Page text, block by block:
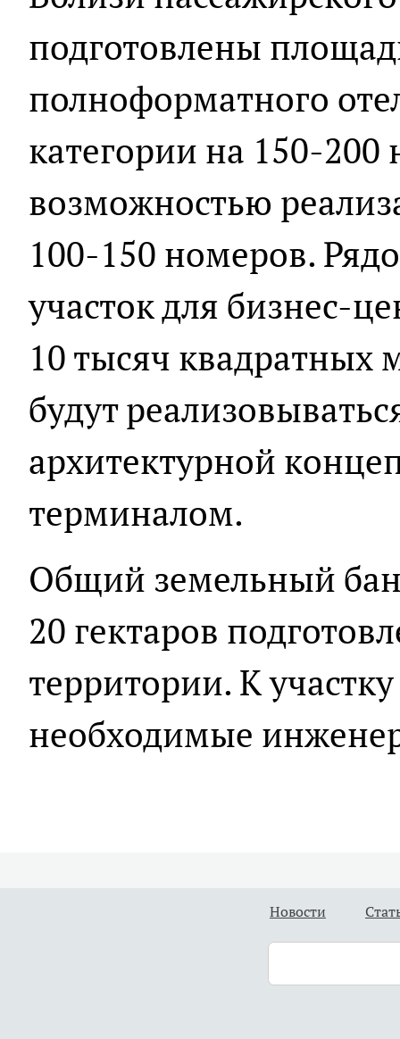
подготовлены
полноформатного
категории на 150-200
возможностью
100-150 номеров.
участок для бизнес-
10 тысяч квадратных
будут
архитектурной
терминалом.
Общий земельный
20 гектаров
территории. К
необходимые
Новости